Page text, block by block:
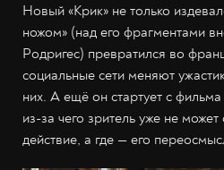
Новый «Крик» не только
ножом» (над его фрагментами
Родригес) превратился во
социальные сети меняют
них. А ещё он стартует с
из-за чего зритель уже не
действие, а где — его